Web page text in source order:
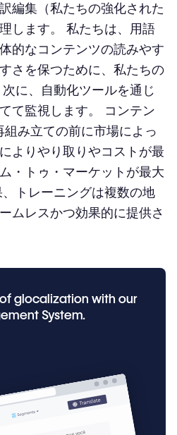
編集（私たちの強化された
します。 私たちは、用語
的なコンテンツの読みやす
さを保つために、私たちの
に、自動化ツールを通じ
て監視します。 コンテン
み立ての前に市場によっ
よりやり取りやコストが最
・トゥ・マーケットが最大
トレーニングは複数の地
ムレスかつ効果的に提供さ
glocalization with our
System.